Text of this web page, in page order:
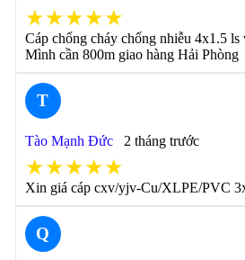
★★★★★
Cáp chống cháy chống nhiễu 4x1.5 ls
Mình cần 800m giao hàng Hải Phòng
T
Tào Mạnh Đức 2 tháng trước
★★★★★
Xin giá cáp cxv/yjv-Cu/XLPE/PVC
Q